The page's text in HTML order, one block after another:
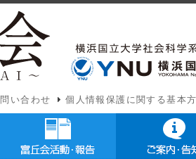
い合わせ 個人情報保護に関する基本